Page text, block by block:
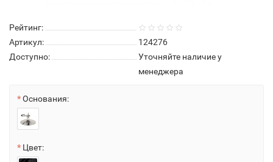
Рейтинг:
Артикул:
124276
Доступно:
Уточняйте наличие у
менеджера
Основания:
Цвет: